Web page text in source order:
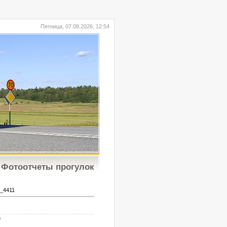
Пятница, 07.08.2026, 12:54
Фотоотчеты прогулок